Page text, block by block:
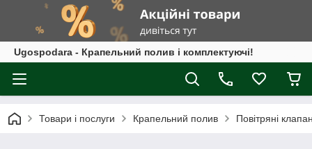
Ugospodara - Крапельний полив і комплектуючі!
Товари і послуги Крапельний полив Повітряні